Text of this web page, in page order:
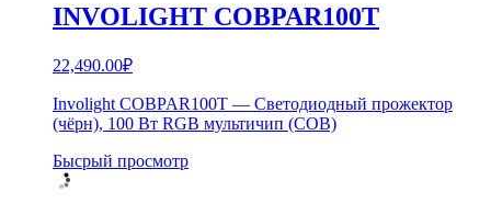
INVOLIGHT COBPAR100T
22,490.00₽
Involight COBPAR100T — Светодиодный прожектор
(чёрн), 100 Вт RGB мультичип (COB)
Бысрый просмотр